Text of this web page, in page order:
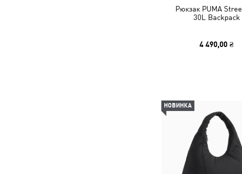
Рюкзак PUMA
30L Backpack
4 490,00 ₴
НОВИНКА